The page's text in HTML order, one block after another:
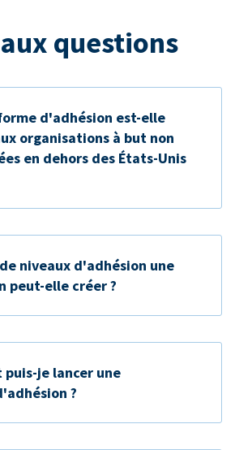
questions
d'adhésion est-elle
organisations à but non
en dehors des États-Unis
niveaux d'adhésion une
peut-elle créer ?
puis-je lancer une
?